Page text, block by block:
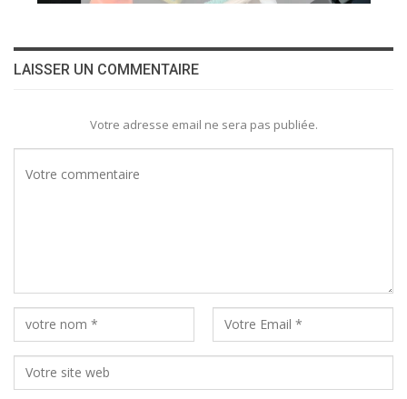
LAISSER UN COMMENTAIRE
Votre adresse email ne sera pas publiée.